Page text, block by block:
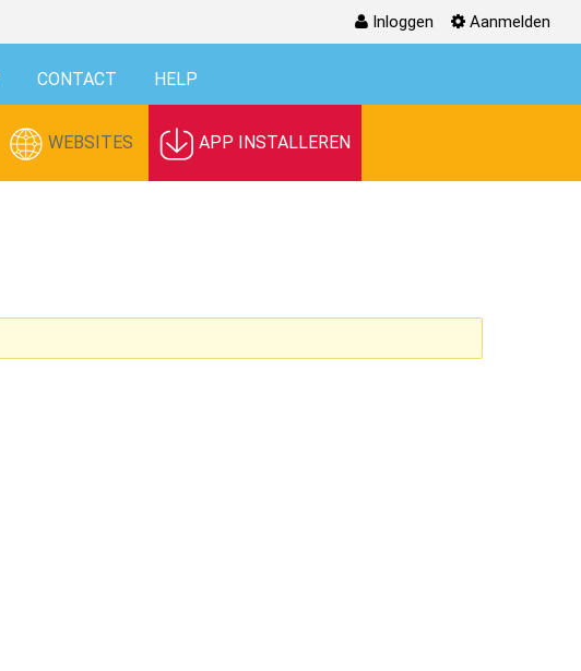
Inloggen Aanmelden
CONTACT HELP
WEBSITES APP INSTALLEREN